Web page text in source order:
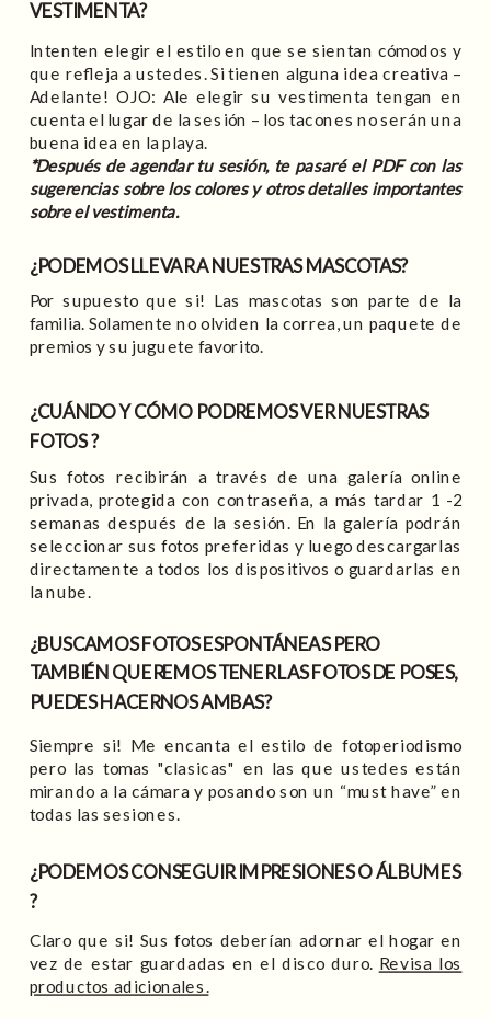
Sus fotos recibirán a través de una galería online
privada, protegida con contraseña, a más tardar 1 -2
semanas después de la sesión. En la galería podrán
seleccionar sus fotos preferidas y luego descargarlas
directamente a todos los dispositivos o guardarlas en
la nube.
¿CUÁNDO Y CÓMO PODREMOS VER NUESTRAS
FOTOS ?
Por supuesto que si! Las mascotas son parte de la
familia. Solamente no olviden la correa, un paquete de
premios y su juguete favorito.
¿PODEMOS LLEVAR A NUESTRAS MASCOTAS?
Intenten elegir el estilo en que se sientan cómodos y
que refleja a ustedes. Si tienen alguna idea creativa –
Adelante! OJO: Ale elegir su vestimenta tengan en
cuenta el lugar de la sesión – los tacones no serán una
buena idea en la playa.
*Después de agendar tu sesión, te pasaré el PDF con las
sugerencias sobre los colores y otros detalles importantes
sobre el vestimenta.
VESTIMENTA?
Claro que si! Sus fotos deberían adornar el hogar en
vez de estar guardadas en el disco duro. Revisa los
productos adicionales.
¿PODEMOS CONSEGUIR IMPRESIONES O ÁLBUMES
?
Siempre si! Me encanta el estilo de fotoperiodismo
pero las tomas "clasicas" en las que ustedes están
mirando a la cámara y posando son un “must have” en
todas las sesiones.
¿BUSCAMOS FOTOS ESPONTÁNEAS PERO
TAMBIÉN QUEREMOS TENER LAS FOTOS DE POSES,
PUEDES HACERNOS AMBAS?